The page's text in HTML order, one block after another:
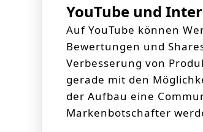
YouTube und
Auf YouTube können
Bewertungen und
Verbesserung von
gerade mit den
der Aufbau eine
Markenbotschafter